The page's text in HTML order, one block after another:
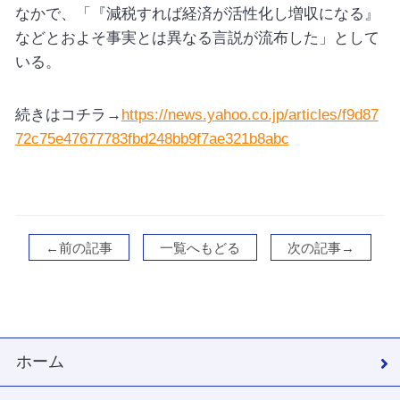
なかで、「『減税すれば経済が活性化し増収になる』
などとおよそ事実とは異なる言説が流布した」として
いる。
続きはコチラ→ https://news.yahoo.co.jp/articles/f9d87
72c75e47677783fbd248bb9f7ae321b8abc
←前の記事 一覧へもどる 次の記事→
ホーム